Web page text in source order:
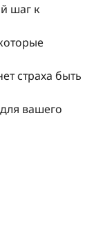
шаг к
страха быть
вашего